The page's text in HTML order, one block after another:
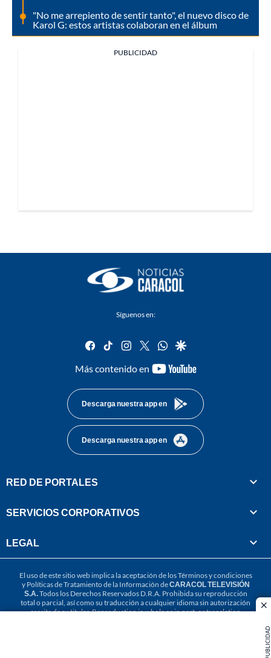
PUBLICIDAD
"No me arrepiento de sentir tanto", el nuevo disco de
Karol G: estos artistas colaboran en el álbum
PUBLICIDAD
Síguenos en:
facebook
tiktok instagram
twitterwhatsapp
google
Más contenido en
youtube-
Descarga nuestra app en
Descarga nuestra app en
RED DE PORTALES
SERVICIOS CORPORATIVOS
LEGAL
El uso de este sitio web implica la aceptación de losTérminos y condiciones
y Políticas de Tratamiento de la Información deCARACOL TELEVISIÓN
S.A.Todos los Derechos Reservados D.R.A. Prohibida su reproducción
total o parcial, así como su traducción a cualquier idioma sin autorización
escrita de su titular. Reproduction in whole or in part, or translation